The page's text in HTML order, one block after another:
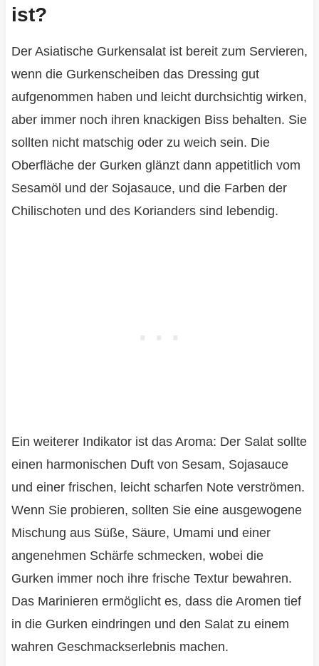
ist?
Der Asiatische Gurkensalat ist bereit zum Servieren,
wenn die Gurkenscheiben das Dressing gut
aufgenommen haben und leicht durchsichtig wirken,
aber immer noch ihren knackigen Biss behalten. Sie
sollten nicht matschig oder zu weich sein. Die
Oberfläche der Gurken glänzt dann appetitlich vom
Sesamöl und der Sojasauce, und die Farben der
Chilischoten und des Korianders sind lebendig.
Ein weiterer Indikator ist das Aroma: Der Salat sollte
einen harmonischen Duft von Sesam, Sojasauce
und einer frischen, leicht scharfen Note verströmen.
Wenn Sie probieren, sollten Sie eine ausgewogene
Mischung aus Süße, Säure, Umami und einer
angenehmen Schärfe schmecken, wobei die
Gurken immer noch ihre frische Textur bewahren.
Das Marinieren ermöglicht es, dass die Aromen tief
in die Gurken eindringen und den Salat zu einem
wahren Geschmackserlebnis machen.